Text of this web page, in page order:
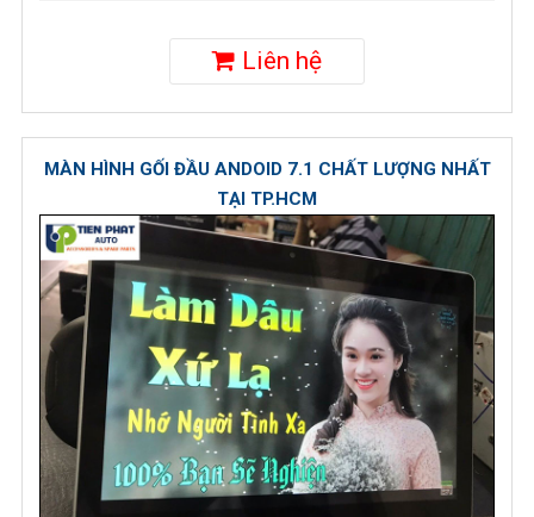
Liên hệ
MÀN HÌNH GỐI ĐẦU ANDOID 7.1 CHẤT LƯỢNG NHẤT
TẠI TP.HCM